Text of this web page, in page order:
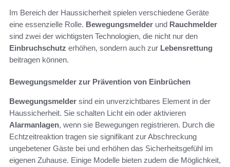
Im Bereich der Haussicherheit spielen verschiedene Geräte
eine essenzielle Rolle. Bewegungsmelder und Rauchmelder
sind zwei der wichtigsten Technologien, die nicht nur den
Einbruchschutz erhöhen, sondern auch zur Lebensrettung
beitragen können.
Bewegungsmelder zur Prävention von Einbrüchen
Bewegungsmelder sind ein unverzichtbares Element in der
Haussicherheit. Sie schalten Licht ein oder aktivieren
Alarmanlagen, wenn sie Bewegungen registrieren. Durch die
Echtzeitreaktion tragen sie signifikant zur Abschreckung
ungebetener Gäste bei und erhöhen das Sicherheitsgefühl im
eigenen Zuhause. Einige Modelle bieten zudem die Möglichkeit,